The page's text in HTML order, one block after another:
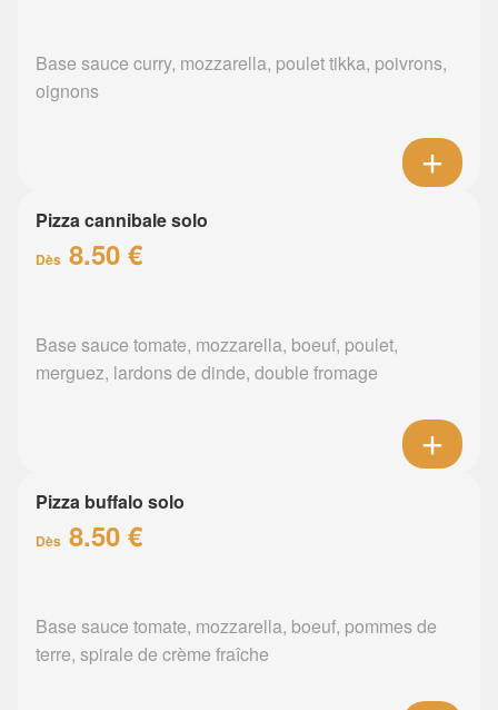
Base sauce curry, mozzarella, poulet tikka, poivrons,
oignons
Pizza cannibale solo
Dès 8.50 €
Base sauce tomate, mozzarella, boeuf, poulet,
merguez, lardons de dinde, double fromage
Pizza buffalo solo
Dès 8.50 €
Base sauce tomate, mozzarella, boeuf, pommes de
terre, spirale de crème fraîche